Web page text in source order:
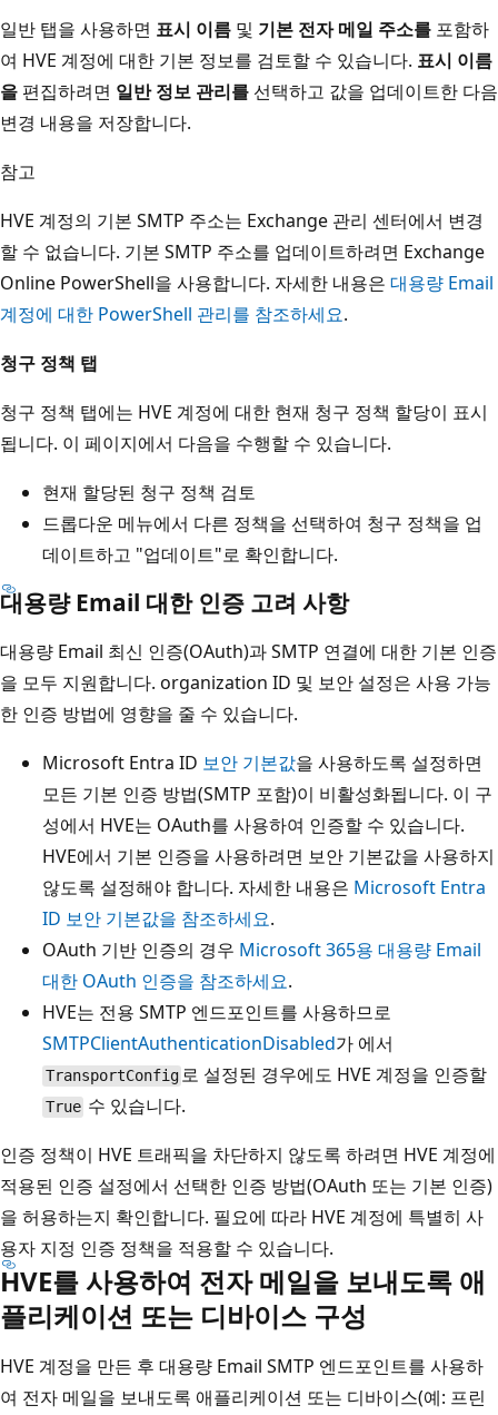
일반 탭을 사용하면 표시 이름 및 기본 전자 메일 주소를 포함하
여 HVE 계정에 대한 기본 정보를 검토할 수 있습니다. 표시 이름
을 편집하려면 일반 정보 관리를 선택하고 값을 업데이트한 다음
변경 내용을 저장합니다.
참고
HVE 계정의 기본 SMTP 주소는 Exchange 관리 센터에서 변경
할 수 없습니다. 기본 SMTP 주소를 업데이트하려면 Exchange
Online PowerShell을 사용합니다. 자세한 내용은 대용량 Email
계정에 대한 PowerShell 관리를 참조하세요.
청구 정책 탭
청구 정책 탭에는 HVE 계정에 대한 현재 청구 정책 할당이 표시
됩니다. 이 페이지에서 다음을 수행할 수 있습니다.
현재 할당된 청구 정책 검토
드롭다운 메뉴에서 다른 정책을 선택하여 청구 정책을 업
데이트하고 "업데이트"로 확인합니다.
대용량 Email 대한 인증 고려 사항
대용량 Email 최신 인증(OAuth)과 SMTP 연결에 대한 기본 인증
을 모두 지원합니다. organization ID 및 보안 설정은 사용 가능
한 인증 방법에 영향을 줄 수 있습니다.
Microsoft Entra ID 보안 기본값을 사용하도록 설정하면
모든 기본 인증 방법(SMTP 포함)이 비활성화됩니다. 이 구
성에서 HVE는 OAuth를 사용하여 인증할 수 있습니다.
HVE에서 기본 인증을 사용하려면 보안 기본값을 사용하지
않도록 설정해야 합니다. 자세한 내용은 Microsoft Entra
ID 보안 기본값을 참조하세요.
OAuth 기반 인증의 경우 Microsoft 365용 대용량 Email
대한 OAuth 인증을 참조하세요.
HVE는 전용 SMTP 엔드포인트를 사용하므로
SMTPClientAuthenticationDisabled가 에서
TransportConfig 로 설정된 경우에도 HVE 계정을 인증할
True 수 있습니다.
인증 정책이 HVE 트래픽을 차단하지 않도록 하려면 HVE 계정에
적용된 인증 설정에서 선택한 인증 방법(OAuth 또는 기본 인증)
을 허용하는지 확인합니다. 필요에 따라 HVE 계정에 특별히 사
용자 지정 인증 정책을 적용할 수 있습니다.
HVE를 사용하여 전자 메일을 보내도록 애
플리케이션 또는 디바이스 구성
HVE 계정을 만든 후 대용량 Email SMTP 엔드포인트를 사용하
여 전자 메일을 보내도록 애플리케이션 또는 디바이스(예: 프린